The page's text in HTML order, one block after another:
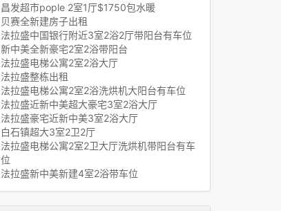
昌发超市pople 2室1厅$1750包水暖
贝赛全新建房子出租
法拉盛中国银行附近3室2浴2厅带阳台有车位
新中美全新豪宅2室2浴带阳台
法拉盛电梯公寓2室2浴大厅
法拉盛整栋出租
法拉盛电梯公寓2室2浴洗烘机大阳台有车位
法拉盛近新中美超大豪宅3室2浴大厅
法拉盛豪宅近新中美3室2浴大厅
白石镇超大3室2卫2厅
法拉盛电梯公寓2室2卫大厅洗烘机带阳台有车
位
法拉盛新中美新建4室2浴带车位